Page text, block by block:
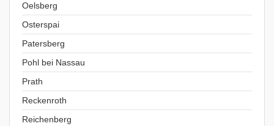
Oelsberg
Osterspai
Patersberg
Pohl bei Nassau
Prath
Reckenroth
Reichenberg